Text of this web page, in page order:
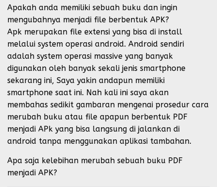
Apakah anda memiliki sebuah buku dan ingin
mengubahnya menjadi file berbentuk APK?
Apk merupakan file extensi yang bisa di install
melalui system operasi android. Android sendiri
adalah system operasi massive yang banyak
digunakan oleh banyak sekali jenis smartphone
sekarang ini, Saya yakin andapun memiliki
smartphone saat ini. Nah kali ini saya akan
membahas sedikit gambaran mengenai prosedur cara
merubah buku atau file apapun berbentuk PDF
menjadi APk yang bisa langsung di jalankan di
android tanpa menggunakan aplikasi tambahan.
Apa saja kelebihan merubah sebuah buku PDF
menjadi APK?